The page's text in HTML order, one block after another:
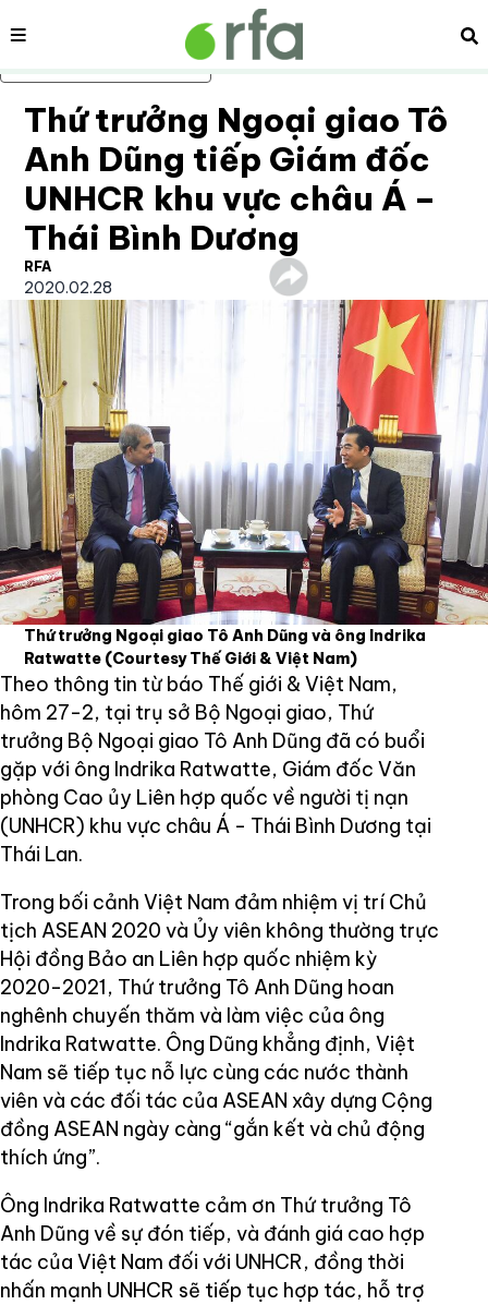
Bỏ qua nội dung chính
Nội dung
Thứ trưởng Ngoại giao Tô
Anh Dũng tiếp Giám đốc
UNHCR khu vực châu Á –
Thái Bình Dương
RFA
2020.02.28
Thứ trưởng Ngoại giao Tô Anh Dũng và ông Indrika
Ratwatte (Courtesy Thế Giới & Việt Nam)
Theo thông tin từ báo Thế giới & Việt Nam,
hôm 27-2, tại trụ sở Bộ Ngoại giao, Thứ
trưởng Bộ Ngoại giao Tô Anh Dũng đã có buổi
gặp với ông Indrika Ratwatte, Giám đốc Văn
phòng Cao ủy Liên hợp quốc về người tị nạn
(UNHCR) khu vực châu Á - Thái Bình Dương tại
Thái Lan.
Trong bối cảnh Việt Nam đảm nhiệm vị trí Chủ
tịch ASEAN 2020 và Ủy viên không thường trực
Hội đồng Bảo an Liên hợp quốc nhiệm kỳ
2020-2021, Thứ trưởng Tô Anh Dũng hoan
nghênh chuyến thăm và làm việc của ông
Indrika Ratwatte. Ông Dũng khẳng định, Việt
Nam sẽ tiếp tục nỗ lực cùng các nước thành
viên và các đối tác của ASEAN xây dựng Cộng
đồng ASEAN ngày càng “gắn kết và chủ động
thích ứng”.
Ông Indrika Ratwatte cảm ơn Thứ trưởng Tô
Anh Dũng về sự đón tiếp, và đánh giá cao hợp
tác của Việt Nam đối với UNHCR, đồng thời
nhấn mạnh UNHCR sẽ tiếp tục hợp tác, hỗ trợ